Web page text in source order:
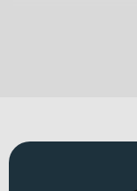
Herzstück ist der